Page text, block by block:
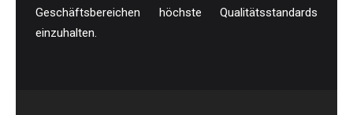
Geschäftsbereichen höchste Qualitätsstandards
einzuhalten.